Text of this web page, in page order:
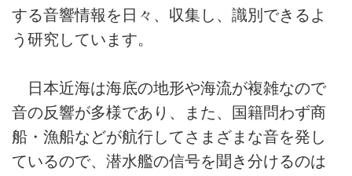
する音響情報を日々、収集し、識別できるよ
う研究しています。
日本近海は海底の地形や海流が複雑なので
音の反響が多様であり、また、国籍問わず商
船・漁船などが航行してさまざまな音を発し
ているので、潜水艦の信号を聞き分けるのは